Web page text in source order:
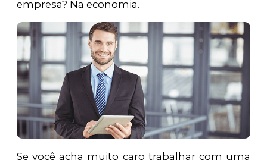
empresa? Na economia.
Se você acha muito caro trabalhar com uma